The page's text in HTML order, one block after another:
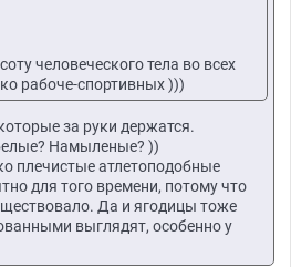
человеческого тела во всех
рабоче-спортивных )))
за руки держатся.
Намыленые? ))
плечистые атлетоподобные
для того времени, потому что
Да и ягодицы тоже
выглядят, особенно у